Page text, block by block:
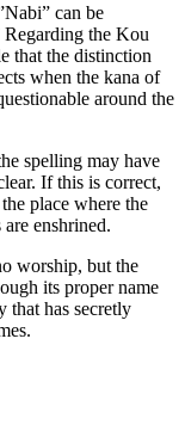
can be
Regarding the Kou
that the distinction
when the kana of
around the
spelling may have
If this is correct,
place where the
enshrined.
worship, but the
its proper name
that has secretly